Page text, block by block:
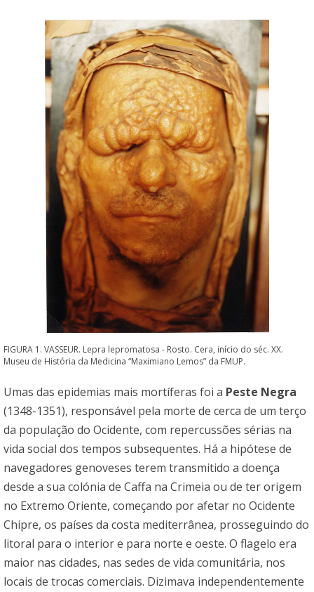
FIGURA 1. VASSEUR. Lepra lepromatosa - Rosto. Cera, início do séc. XX.
Museu de História da Medicina “Maximiano Lemos” da FMUP.
Umas das epidemias mais mortíferas foi a Peste Negra
(1348-1351), responsável pela morte de cerca de um terço
da população do Ocidente, com repercussões sérias na
vida social dos tempos subsequentes. Há a hipótese de
navegadores genoveses terem transmitido a doença
desde a sua colónia de Caffa na Crimeia ou de ter origem
no Extremo Oriente, começando por afetar no Ocidente
Chipre, os países da costa mediterrânea, prosseguindo do
litoral para o interior e para norte e oeste. O flagelo era
maior nas cidades, nas sedes de vida comunitária, nos
locais de trocas comerciais. Dizimava independentemente